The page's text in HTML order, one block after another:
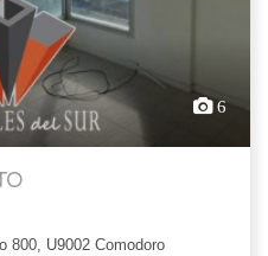
6
800, U9002 Comodoro